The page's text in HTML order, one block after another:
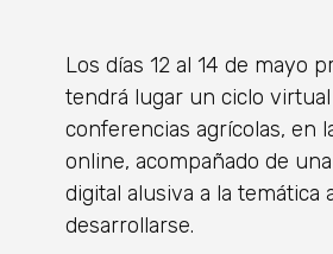
Los días 12 al 14 de mayo
tendrá lugar un ciclo
conferencias agrícolas, en
online, acompañado de
digital alusiva a la temática
desarrollarse.